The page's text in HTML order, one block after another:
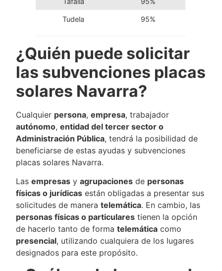
Tudela 95%
¿Quién puede solicitar
las subvenciones placas
solares Navarra?
Cualquier persona,empresa, trabajador
autónomo,entidad del tercer sector o
Administración Pública, tendrá la posibilidad de
beneficiarse de estas ayudas y subvenciones
placas solares Navarra.
Lasempresas yagrupaciones de personas
físicas o jurídicas están obligadas a presentar sus
solicitudes de maneratelemática. En cambio, las
personas físicas o particulares tienen la opción
de hacerlo tanto de formatelemática como
presencial, utilizando cualquiera de los lugares
designados para este propósito.